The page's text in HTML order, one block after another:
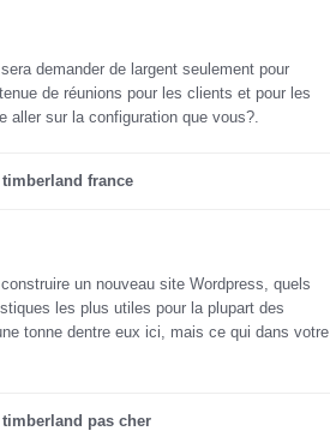
demander de largent seulement pour
de réunions pour les clients et pour les
aller sur la configuration que vous?.
timberland france
un nouveau site Wordpress, quels
les plus utiles pour la plupart des
tonne dentre eux ici, mais ce qui dans votre
timberland pas cher